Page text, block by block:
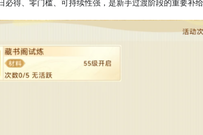
必得、零门槛、可持续性强，是新手过渡阶段的重要补给